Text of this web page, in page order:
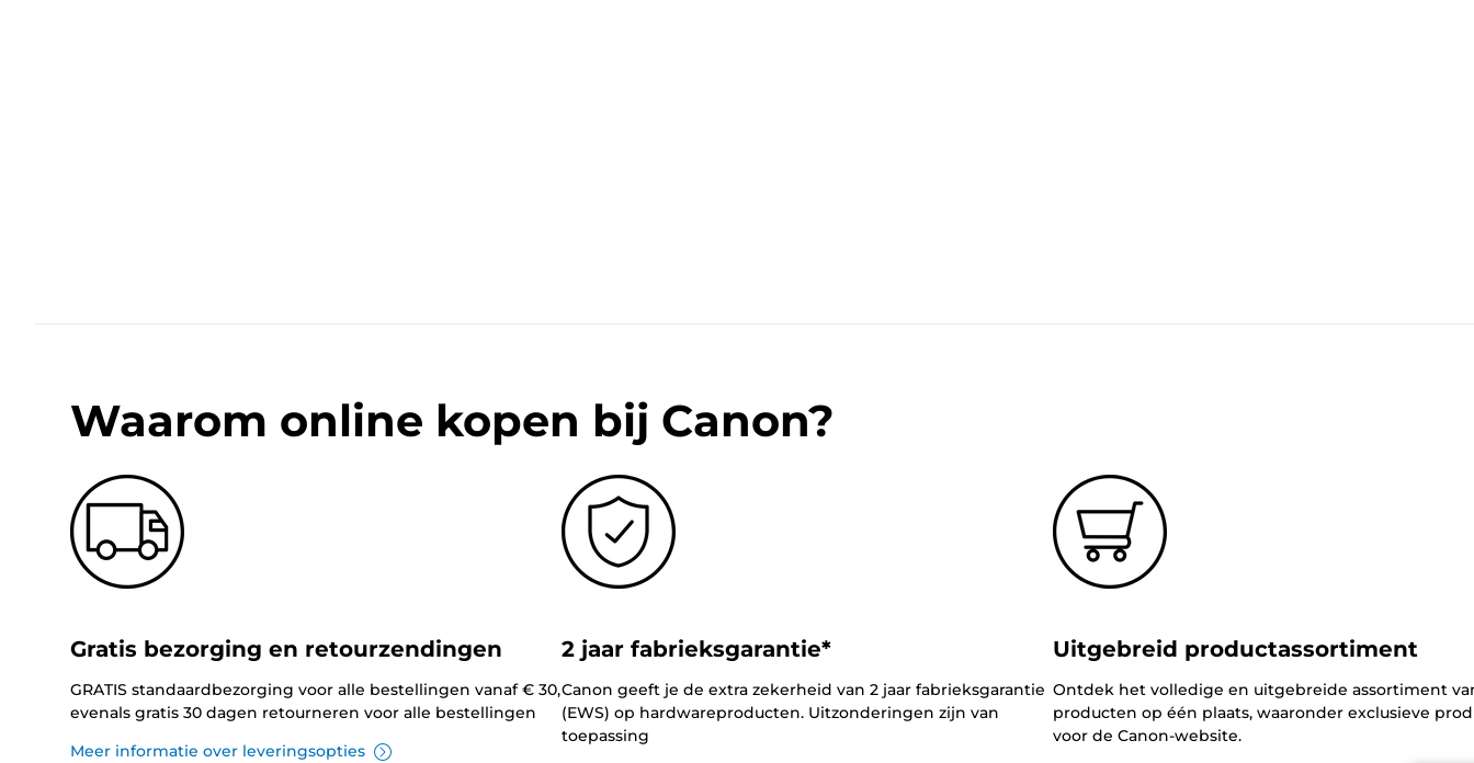
Waarom online kopen bij Canon?
Gratis bezorging en retourzendingen
GRATIS standaardbezorging voor alle bestellingen vanaf € 30,
evenals gratis 30 dagen retourneren voor alle bestellingen
Meer informatie over leveringsopties
2 jaar fabrieksgarantie*
Canon geeft je de extra zekerheid van 2 jaar fabrieksgarantie
(EWS) op hardwareproducten. Uitzonderingen zijn van
toepassing
Uitgebreid productassortiment
Ontdek het volledige en uitgebreide assortiment
producten op één plaats, waaronder exclusieve
voor de Canon-website.